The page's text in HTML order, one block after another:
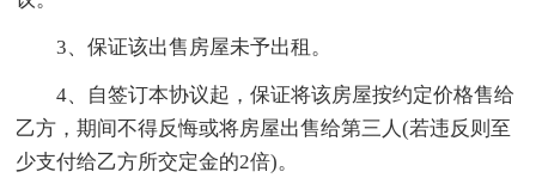
3、保证该出售房屋未予出租。
4、自签订本协议起，保证将该房屋按约定价格售给
乙方，期间不得反悔或将房屋出售给第三人(若违反则至
少支付给乙方所交定金的2倍)。